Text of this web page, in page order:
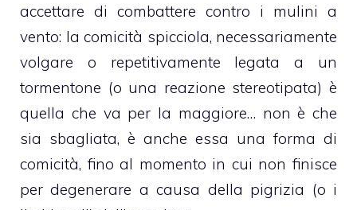
accettare di combattere contro i mulini a
vento: la comicità spicciola, necessariamente
volgare o repetitivamente legata a un
tormentone (o una reazione stereotipata) è
quella che va per la maggiore… non è che
sia sbagliata, è anche essa una forma di
comicità, fino al momento in cui non finisce
per degenerare a causa della pigrizia (o i